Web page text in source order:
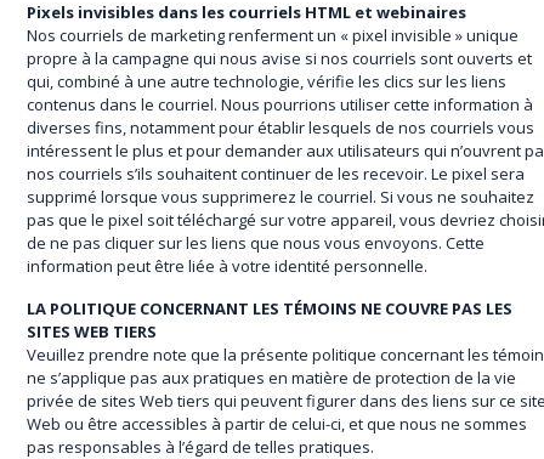
Pixels invisibles dans les courriels HTML et webinaires
Nos courriels de marketing renferment un « pixel invisible » unique
propre à la campagne qui nous avise si nos courriels sont ouverts et
qui, combiné à une autre technologie, vérifie les clics sur les liens
contenus dans le courriel. Nous pourrions utiliser cette information à
diverses fins, notamment pour établir lesquels de nos courriels vous
intéressent le plus et pour demander aux utilisateurs qui n’ouvrent
nos courriels s’ils souhaitent continuer de les recevoir. Le pixel sera
supprimé lorsque vous supprimerez le courriel. Si vous ne souhaitez
pas que le pixel soit téléchargé sur votre appareil, vous devriez
de ne pas cliquer sur les liens que nous vous envoyons. Cette
information peut être liée à votre identité personnelle.
LA POLITIQUE CONCERNANT LES TÉMOINS NE COUVRE PAS LES
SITES WEB TIERS
Veuillez prendre note que la présente politique concernant les
ne s’applique pas aux pratiques en matière de protection de la vie
privée de sites Web tiers qui peuvent figurer dans des liens sur ce
Web ou être accessibles à partir de celui-ci, et que nous ne sommes
pas responsables à l’égard de telles pratiques.